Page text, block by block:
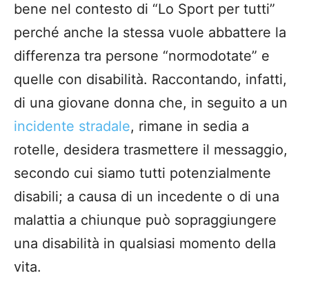
bene nel contesto di “Lo Sport per tutti”
perché anche la stessa vuole abbattere la
differenza tra persone “normodotate” e
quelle con disabilità. Raccontando, infatti,
di una giovane donna che, in seguito a un
incidente stradale, rimane in sedia a
rotelle, desidera trasmettere il messaggio,
secondo cui siamo tutti potenzialmente
disabili; a causa di un incedente o di una
malattia a chiunque può sopraggiungere
una disabilità in qualsiasi momento della
vita.